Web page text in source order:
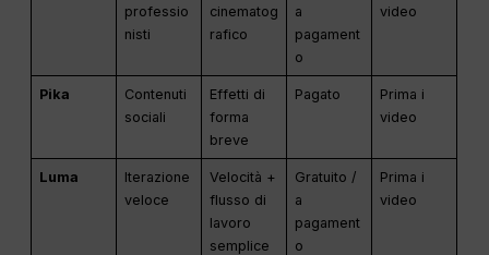
professio
nisti
cinematog
rafico
a
pagament
o
video
Pika
Contenuti
sociali
Effetti di
forma
breve
Pagato
Prima i
video
Luma
Iterazione
veloce
Velocità +
flusso di
lavoro
semplice
Gratuito /
a
pagament
o
Prima i
video